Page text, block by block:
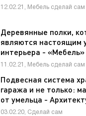
12.02.21, Мебель сделай сам
Деревянные полки,
являются настоящим
интерьера - «Мебель»
11.02.21, Мебель сделай сам
Подвесная система
гаража и не только:
от умельца -
интерьер
03.02.20, Сделай сам